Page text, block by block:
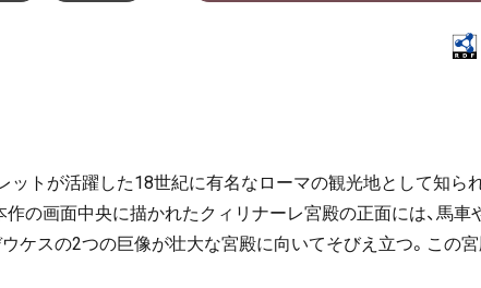
ットが活躍した18世紀に有名なローマの観光地として知
作の画面中央に描かれたクィリナーレ宮殿の正面には、馬
ケスの2つの巨像が壮大な宮殿に向いてそびえ立つ。この